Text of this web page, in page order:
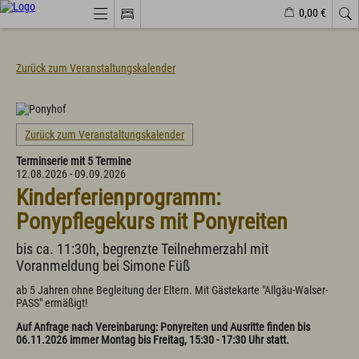
0,00 €
Webcams Veranstaltungen
Natürlich(er)leben
Veranstaltungen
Wandern
Familiendorf
Sport und Freizeit
Gesundheit / Wellness
Branchenbuch/Marktplatz
Winter
Impressionen
Urlaub im Allgäu
Suchen & Buchen
Camping & Wohnmobile
Familienferien Allgäuhaus
Zurück zum Veranstaltungskalender
Zurück zum Veranstaltungskalender
Terminserie mit 5 Termine
12.08.2026 - 09.09.2026
Kinderferienprogramm:
Ponypflegekurs mit Ponyreiten
bis ca. 11:30h, begrenzte Teilnehmerzahl mit
Voranmeldung bei Simone Füß
ab 5 Jahren ohne Begleitung der Eltern. Mit Gästekarte "Allgäu-Walser-
PASS" ermäßigt!
Auf Anfrage nach Vereinbarung: Ponyreiten und Ausritte finden bis
06.11.2026 immer Montag bis Freitag, 15:30 - 17:30 Uhr statt.